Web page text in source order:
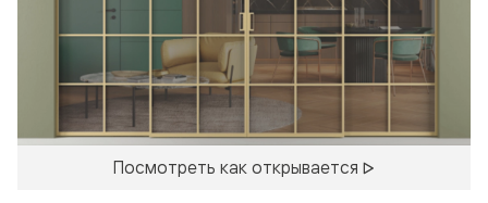
Посмотреть как открывается